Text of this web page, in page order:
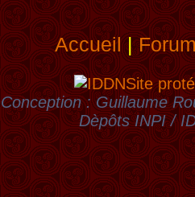
Accueil|
Site
Conception : Guillaume
Dèpôts INPI /